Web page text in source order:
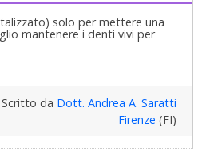
solo per mettere una
mantenere i denti vivi per
Scritto da Dott. Andrea A. Saratti
Firenze (FI)